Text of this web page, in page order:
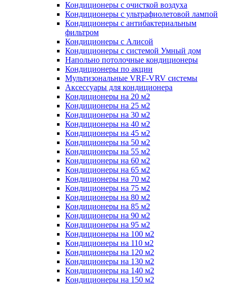
Кондиционеры с очисткой воздуха
Кондиционеры с ультрафиолетовой лампой
Кондиционеры с антибактериальным
фильтром
Кондиционеры с Алисой
Кондиционеры с системой Умный дом
Напольно потолочные кондиционеры
Кондиционеры по акции
Мультизональные VRF-VRV системы
Аксессуары для кондиционера
Кондиционеры на 20 м2
Кондиционеры на 25 м2
Кондиционеры на 30 м2
Кондиционеры на 40 м2
Кондиционеры на 45 м2
Кондиционеры на 50 м2
Кондиционеры на 55 м2
Кондиционеры на 60 м2
Кондиционеры на 65 м2
Кондиционеры на 70 м2
Кондиционеры на 75 м2
Кондиционеры на 80 м2
Кондиционеры на 85 м2
Кондиционеры на 90 м2
Кондиционеры на 95 м2
Кондиционеры на 100 м2
Кондиционеры на 110 м2
Кондиционеры на 120 м2
Кондиционеры на 130 м2
Кондиционеры на 140 м2
Кондиционеры на 150 м2